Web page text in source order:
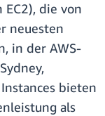
EC2), die von
neuesten
in der AWS-
bieten
als